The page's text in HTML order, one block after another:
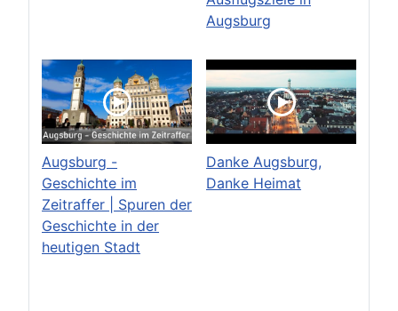
Augsburg
Augsburg -
Geschichte im
Zeitraffer | Spuren der
Geschichte in der
heutigen Stadt
Danke Augsburg,
Danke Heimat